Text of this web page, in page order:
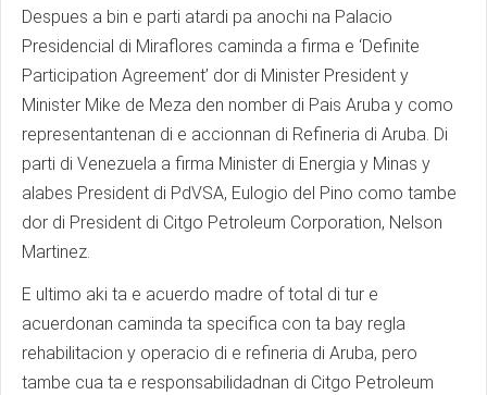
Despues a bin e parti atardi pa anochi na Palacio
Presidencial di Miraflores caminda a firma e ‘Definite
Participation Agreement’ dor di Minister President y
Minister Mike de Meza den nomber di Pais Aruba y como
representantenan di e accionnan di Refineria di Aruba. Di
parti di Venezuela a firma Minister di Energia y Minas y
alabes President di PdVSA, Eulogio del Pino como tambe
dor di President di Citgo Petroleum Corporation, Nelson
Martinez.
E ultimo aki ta e acuerdo madre of total di tur e
acuerdonan caminda ta specifica con ta bay regla
rehabilitacion y operacio di e refineria di Aruba, pero
tambe cua ta e responsabilidadnan di Citgo Petroleum